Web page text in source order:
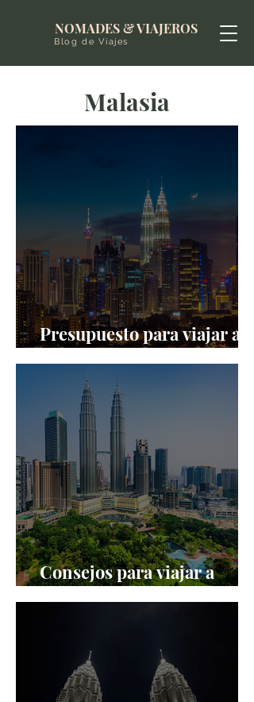
NOMADES & VIAJEROS
Blog de Viajes
Malasia
Presupuesto para viajar a
Kuala Lumpur
Consejos para viajar a
Kuala Lumpur